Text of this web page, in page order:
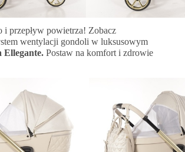
i przepływ powietrza! Zobacz
wentylacji gondoli w luksusowym
Ellegante. Postaw na komfort i zdrowie